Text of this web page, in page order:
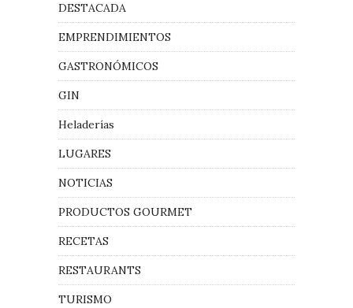
DESTACADA
EMPRENDIMIENTOS
GASTRONÓMICOS
GIN
Heladerías
LUGARES
NOTICIAS
PRODUCTOS GOURMET
RECETAS
RESTAURANTS
TURISMO